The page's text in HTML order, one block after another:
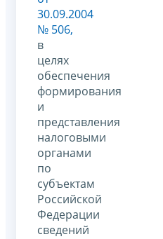
30.09.2004
№ 506,
в
целях
обеспечения
формирования
и
представления
налоговыми
органами
по
субъектам
Российской
Федерации
сведений